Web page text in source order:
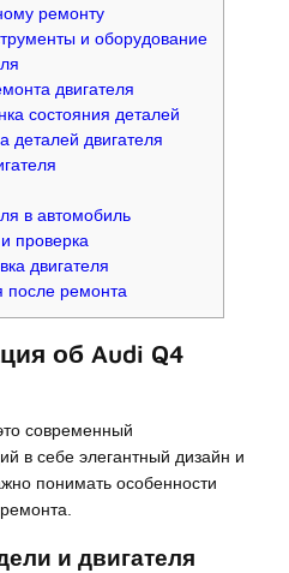
ремонту
и оборудование
двигателя
состояния деталей
деталей двигателя
в автомобиль
проверка
двигателя
после ремонта
об Audi Q4
современный
в себе элегантный дизайн и
понимать особенности
и двигателя